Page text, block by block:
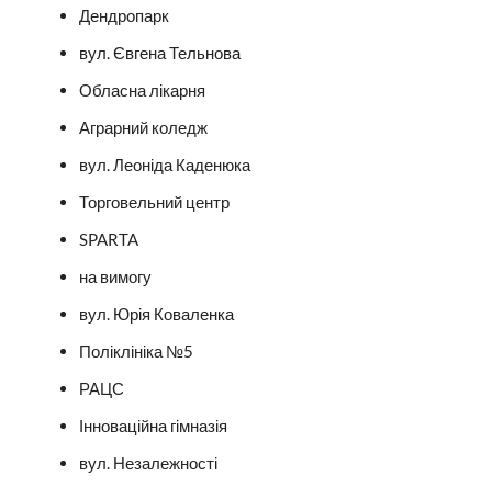
Дендропарк
вул. Євгена Тельнова
Обласна лікарня
Аграрний коледж
вул. Леоніда Каденюка
Торговельний центр
SPARTA
на вимогу
вул. Юрія Коваленка
Поліклініка №5
РАЦС
Інноваційна гімназія
вул. Незалежності